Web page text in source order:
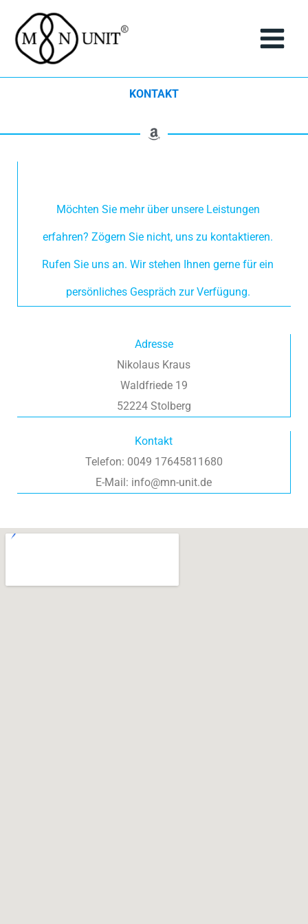
Inhalt
springen
KONTAKT
Möchten Sie mehr über unsere Leistungen
erfahren? Zögern Sie nicht, uns zu kontaktieren.
Rufen Sie uns an. Wir stehen Ihnen gerne für ein
persönliches Gespräch zur Verfügung.
Adresse
Nikolaus Kraus
Waldfriede 19
52224 Stolberg
Kontakt
Telefon: 0049 17645811680
E-Mail: info@mn-unit.de